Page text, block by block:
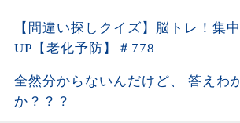
【間違い探しクイズ】脳トレ！集
UP【老化予防】＃778
全然分からないんだけど、 答えわ
か？？？